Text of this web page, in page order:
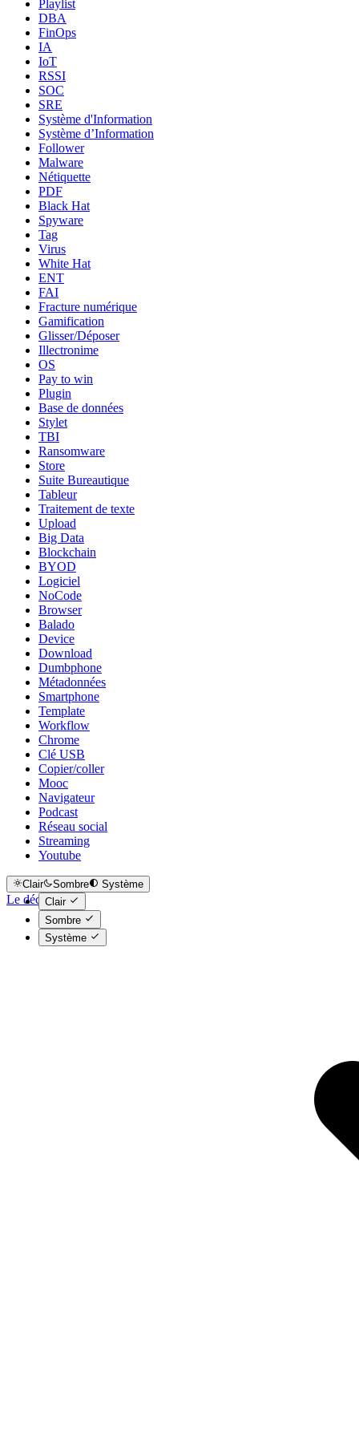
Playlist
DBA
FinOps
IA
IoT
RSSI
SOC
SRE
Système d'Information
Système d’Information
Follower
Malware
Nétiquette
PDF
Black Hat
Spyware
Tag
Virus
White Hat
ENT
FAI
Fracture numérique
Gamification
Glisser/Déposer
Illectronime
OS
Pay to win
Plugin
Base de données
Stylet
TBI
Ransomware
Store
Suite Bureautique
Tableur
Traitement de texte
Upload
Big Data
Blockchain
BYOD
Logiciel
NoCode
Browser
Balado
Device
Download
Dumbphone
Métadonnées
Smartphone
Template
Workflow
Chrome
Clé USB
Copier/coller
Mooc
Navigateur
Podcast
Réseau social
Streaming
Youtube
Clair Sombre
Système
Clair
Sombre
Système
Le déclic